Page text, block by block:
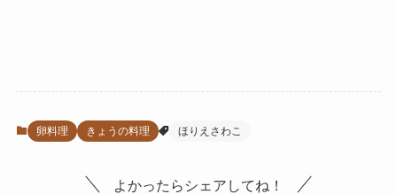
卵料理 きょうの料理 ほりえさわこ
よかったらシェアしてね！